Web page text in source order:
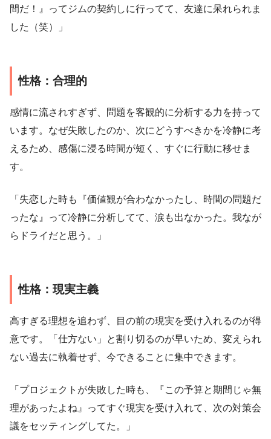
間だ！』ってジムの契約しに行ってて、友達に呆れられま
した（笑）」
性格：合理的
感情に流されすぎず、問題を客観的に分析する力を持って
います。なぜ失敗したのか、次にどうすべきかを冷静に考
えるため、感傷に浸る時間が短く、すぐに行動に移せま
す。
「失恋した時も『価値観が合わなかったし、時間の問題だ
ったな』って冷静に分析してて、涙も出なかった。我なが
らドライだと思う。」
性格：現実主義
高すぎる理想を追わず、目の前の現実を受け入れるのが得
意です。「仕方ない」と割り切るのが早いため、変えられ
ない過去に執着せず、今できることに集中できます。
「プロジェクトが失敗した時も、『この予算と期間じゃ無
理があったよね』ってすぐ現実を受け入れて、次の対策会
議をセッティングしてた。」